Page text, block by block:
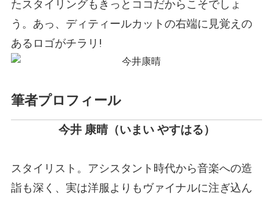
たスタイリングもきっとココだからこそでしょ
う。あっ、ディティールカットの右端に見覚えの
あるロゴがチラリ!
筆者プロフィール
今井 康晴（いまい やすはる）
スタイリスト。アシスタント時代から音楽への造
詣も深く、実は洋服よりもヴァイナルに注ぎ込ん